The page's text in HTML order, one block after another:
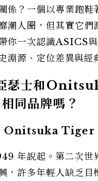
係？一個以專業跑鞋
潮人圈，但其實它們
你一次認識ASICS
源、定位差異與經
瑟士和
同品牌嗎？
Onitsuka Tiger
年說起。第二次世
，許多年輕人缺乏目